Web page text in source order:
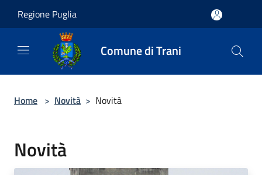
Regione Puglia
Comune di Trani
Home > Novità > Novità
Novità